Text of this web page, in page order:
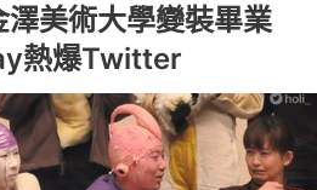
美術大學變裝畢業
熱爆Twitter